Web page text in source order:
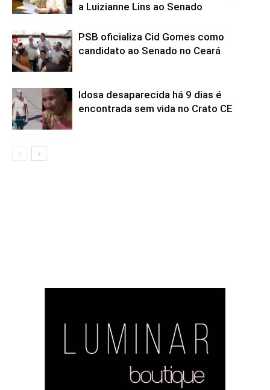
a Luizianne Lins ao Senado
PSB oficializa Cid Gomes como
candidato ao Senado no Ceará
Idosa desaparecida há 9 dias é
encontrada sem vida no Crato CE